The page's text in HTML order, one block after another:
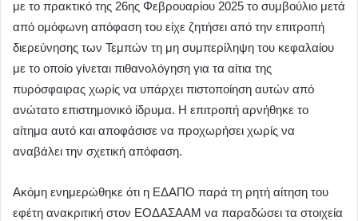
με το πρακτικό της 26ης Φεβρουαρίου 2025 το συμβούλιο μετά
από ομόφωνη απόφαση του είχε ζητήσει από την επιτροπή
διερεύνησης των Τεμπών τη μη συμπερίληψη του κεφαλαίου
με το οποίο γίνεται πιθανολόγηση για τα αίτια της
πυρόσφαιρας χωρίς να υπάρχει πιστοποίηση αυτών από
ανώτατο επιστημονικό ίδρυμα. Η επιτροπή αρνήθηκε το
αίτημα αυτό και αποφάσισε να προχωρήσει χωρίς να
αναβάλει την σχετική απόφαση.
Ακόμη ενημερώθηκε ότι η ΕΔΑΠΟ παρά τη ρητή αίτηση του
εφέτη ανακριτική στον ΕΟΔΑΣΑΑΜ να παραδώσει τα στοιχεία